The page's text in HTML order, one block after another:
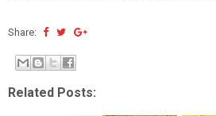
Share:
Related Posts: